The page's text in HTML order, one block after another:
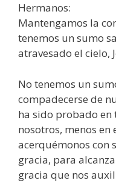
Hermanos:
Mantengamos la
tenemos un sumo
atravesado el cielo,
No tenemos un
compadecerse de
ha sido probado en
nosotros, menos en
acerquémonos con
gracia, para
gracia que nos